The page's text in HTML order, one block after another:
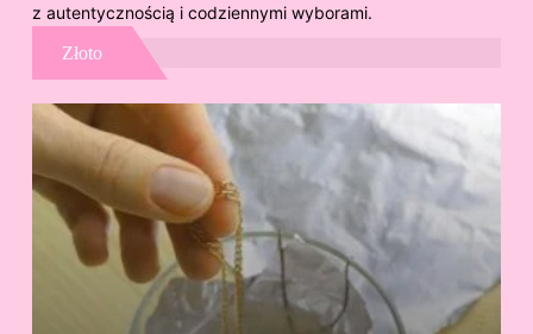
z autentycznością i codziennymi wyborami.
Złoto